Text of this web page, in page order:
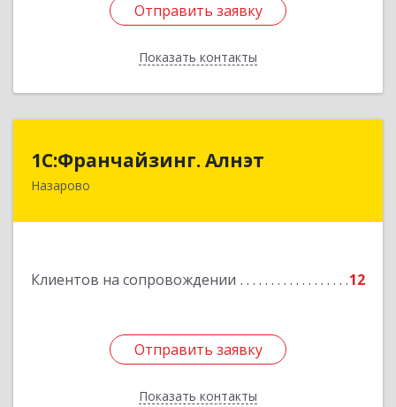
Отправить заявку
Показать контакты
Отправить заявку
Назад
1С:Франчайзинг. Алнэт
Назарово
Клиентов на сопровождении 12
Отправить заявку
Показать контакты
1С:Франчайзинг. Алнэт
662200, Красноярский край, Назарово г,
Отправить заявку
Назад